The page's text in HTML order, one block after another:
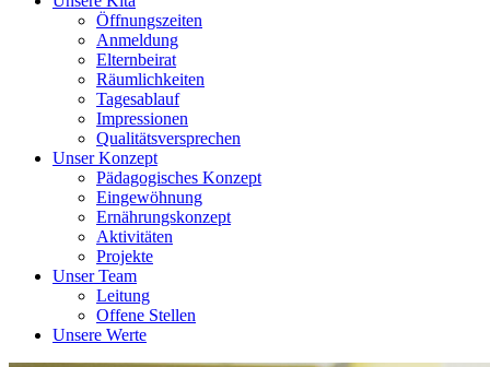
Öffnungszeiten
Anmeldung
Elternbeirat
Räumlichkeiten
Tagesablauf
Impressionen
Qualitätsversprechen
Unser Konzept
Pädagogisches Konzept
Eingewöhnung
Ernährungskonzept
Aktivitäten
Projekte
Unser Team
Leitung
Offene Stellen
Unsere Werte